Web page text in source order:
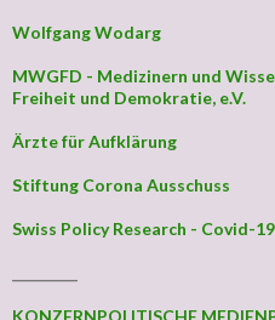
Wolfgang Wodarg
MWGFD - Medizinern und
Freiheit und Demokratie, e.V.
Ärzte für Aufklärung
Stiftung Corona Ausschuss
Swiss Policy Research - Covid-19
KONZERNPOLITISCHE